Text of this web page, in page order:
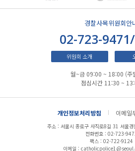
경찰사목위원회안
02-723-
위원회 소개
월~금 09:00 ~ 18:00 (주
점심시간 11:30 ~
개인정보처리방침 이메일
주소 : 서울시 종로구 사직로8길 31 서울
전화번호 : 02-723-
팩스 : 02-722-9124
이메일 :